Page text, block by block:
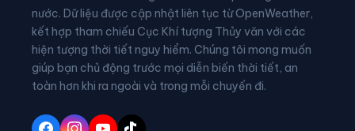
Phường Nghĩa Đô Phường Ngọc Hà
Phường Ô Chợ Dừa Phường Phú Diễn
Phường Phú Lương Phường Phú Thượng
Phường Phúc Lợi
nước. Dữ liệu được cập nhật liên tục từ OpenWeather,
kết hợp tham chiếu Cục Khí tượng Thủy văn với các
hiện tượng thời tiết nguy hiểm. Chúng tôi mong muốn
giúp bạn chủ động trước mọi diễn biến thời tiết, an
toàn hơn khi ra ngoài và trong mỗi chuyến đi.